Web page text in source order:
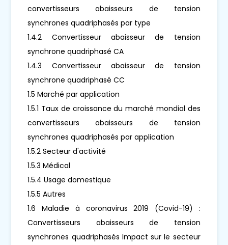
convertisseurs abaisseurs de tension
synchrones quadriphasés par type
1.4.2 Convertisseur abaisseur de tension
synchrone quadriphasé CA
1.4.3 Convertisseur abaisseur de tension
synchrone quadriphasé CC
1.5 Marché par application
1.5.1 Taux de croissance du marché mondial des
convertisseurs abaisseurs de tension
synchrones quadriphasés par application
1.5.2 Secteur d'activité
1.5.3 Médical
1.5.4 Usage domestique
1.5.5 Autres
1.6 Maladie à coronavirus 2019 (Covid-19) :
Convertisseurs abaisseurs de tension
synchrones quadriphasés Impact sur le secteur